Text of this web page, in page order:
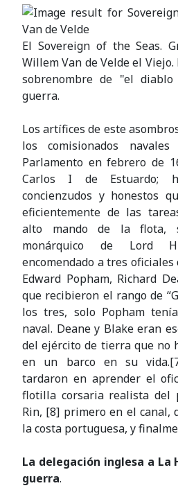
El Sovereign of the Seas.
Willem Van de Velde el
sobrenombre de "el
guerra.
Los artífices de este
los comisionados
Parlamento en febrero de
Carlos I de Estuardo;
concienzudos y honestos
eficientemente de las
alto mando de la flota,
monárquico de Lord
encomendado a tres
Edward Popham, Richard
que recibieron el rango de
los tres, solo Popham
naval. Deane y Blake eran
del ejército de tierra que no
en un barco en su
tardaron en aprender el
flotilla corsaria realista del
Rin, [8] primero en el canal,
la costa portuguesa, y
La delegación inglesa a La
guerra.